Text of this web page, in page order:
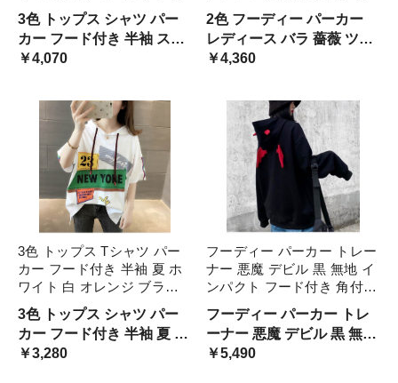
ク 黒 イエロー 黄色 M L XL
プリント ルーズ カジュアル
シンプル おしゃれ 可愛い
か ストリート系
3色 トップス シャツ パー
カー フード付き 半袖 スリ
ット 夏 ホワイト 白 ブラッ
ト ルーズ カジュアル シン
プル
￥4,070
ジュアル カッコイイ 目立つ
長袖 トップス ダボダボ ゆ
ったり ルーズ 黒 白 和柄 フ
ード付き トッ 和風
2色 フーディー パーカー
レディース バラ 薔薇 ツル
鶴 デザイン 個性的 面白い
￥4,360
3色 トップス Tシャツ パー
カー フード付き 半袖 夏 ホ
ワイト 白 オレンジ ブラッ
ク 黒 大きいサイズ M L XL
2XL ラウンドネック プリン
ト シンプル ストリート系
おしゃ カジュアル
3色 トップス シャツ パー
カー フード付き 半袖 夏 ホ
ワイト 白 オレンジ ブラッ
￥3,280
フーディー パーカー トレー
ナー 悪魔 デビル 黒 無地 イ
ンパクト フード付き 角付き
羽 カジュアル カッコイイ
小悪魔 個性的 着ぐるみ風
コスプレ 長袖 スウェット
女の子 ゆったり トップス
フーディー パーカー トレ
ーナー 悪魔 デビル 黒 無地
インパクト フード付き 角
￥5,490